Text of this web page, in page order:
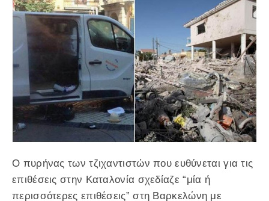
Ο πυρήνας των τζιχαντιστών που ευθύνεται για τις
επιθέσεις στην Καταλονία σχεδίαζε “μία ή
περισσότερες επιθέσεις” στη Βαρκελώνη με